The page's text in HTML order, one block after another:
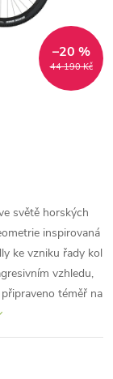
44 190 Kč
–20 %
světě horských
inspirovaná
ke vzniku řady kol
vzhledu,
téměř na